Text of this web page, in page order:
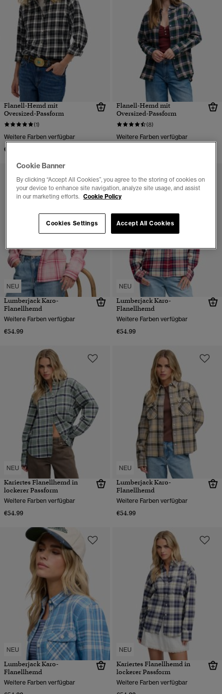
Flanell-Hemd mit
Oversized-Passform
(1)
Weitere Farben verfügbar
€54.99
Flanell-Hemd mit
Oversized-Passform
(8)
Weitere Farben verfügbar
NEU
Lumberjack Karo-
Flanellhemd
Weitere Farben verfügbar
€54.99
NEU
Lumberjack Karo-
Flanellhemd
Weitere Farben verfügbar
€54.99
NEU
Kariertes Flanellhemd in
lockerer Passform
Weitere Farben verfügbar
€54.99
NEU
Lumberjack Karo-
Flanellhemd
Weitere Farben verfügbar
€54.99
NEU
Lumberjack Karo-
Flanellhemd
Weitere Farben verfügbar
NEU
Kariertes Flanellhemd in
lockerer Passform
Weitere Farben verfügbar
Cookie Banner
By clicking “Accept All Cookies”, you agree to the storing of cookies on
your device to enhance site navigation, analyze site usage, and assist
in our marketing efforts. Cookie Policy
Accept All Cookies
Cookies Settings